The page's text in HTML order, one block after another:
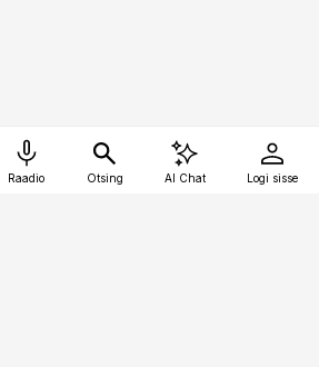
Raadio Otsing AI Chat Logi sisse